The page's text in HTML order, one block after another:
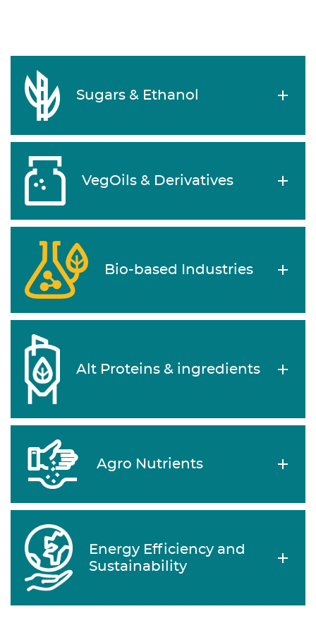
Sugars & Ethanol
VegOils & Derivatives
Bio-based Industries
Alt Proteins & ingredients
Agro Nutrients
Energy Efficiency and
Sustainability